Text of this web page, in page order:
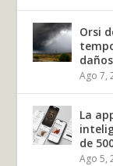
Orsi
Ago 7,
La
de
Ago 5,